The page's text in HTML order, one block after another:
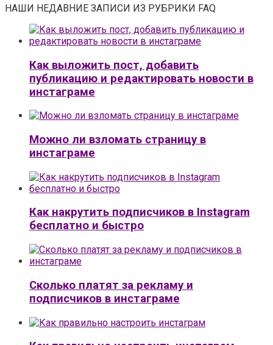
НАШИ НЕДАВНИЕ ЗАПИСИ ИЗ РУБРИКИ FAQ
Как выложить пост, добавить
публикацию и редактировать новости в
инстаграме
Можно ли взломать страницу в
инстаграме
Как накрутить подписчиков в Instagram
бесплатно и быстро
Сколько платят за рекламу и
подписчиков в инстаграме